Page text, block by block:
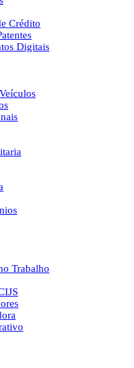
Crédito
Digitais
Trabalho